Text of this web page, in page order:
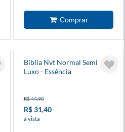
Bíblia Nvt Normal Semi
Luxo - Essência
R$ 44,90
R$ 31,40
à vista